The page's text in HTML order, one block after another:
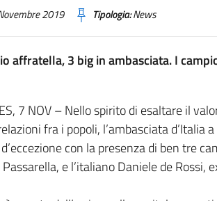
2019 Tipologia:News
affratella, 3 big in ambasciata. I
7 NOV – Nello spirito di esaltare il
fra i popoli, l’ambasciata d’Italia
con la presenza di ben tre
e l’italiano Daniele de Rossi,